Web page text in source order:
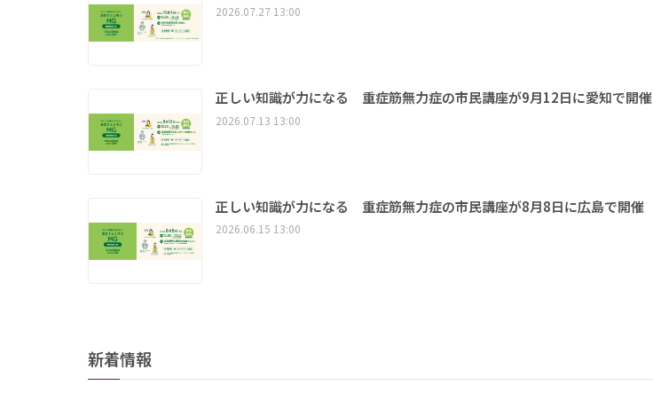
2026.07.27 13:00
正しい知識が力になる 重症筋無力症の市民講座が9月12日に愛知で開催
2026.07.13 13:00
正しい知識が力になる 重症筋無力症の市民講座が8月8日に広島で開催
2026.06.15 13:00
新着情報